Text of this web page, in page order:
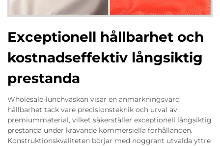
Exceptionell hållbarhet och
kostnadseffektiv långsiktig
prestanda
Wholesale-lunchväskan visar en anmärkningsvärd
hållbarhet tack vare precisionsteknik och urval av
premiummaterial, vilket säkerställer exceptionell långsiktig
prestanda under krävande kommersiella förhållanden.
Konstruktionskvaliteten börjar med noggrant utvalda yttre